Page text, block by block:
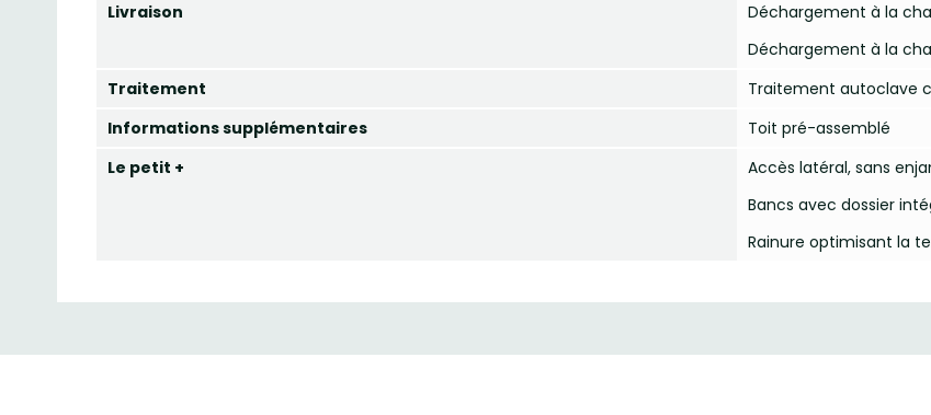
Livraison
Déchargement à la
Déchargement à la
Traitement
Traitement autoclave
Informations supplémentaires
Toit pré-assemblé
Le petit +
Accès latéral, sans
Bancs avec dossier
Rainure optimisant la